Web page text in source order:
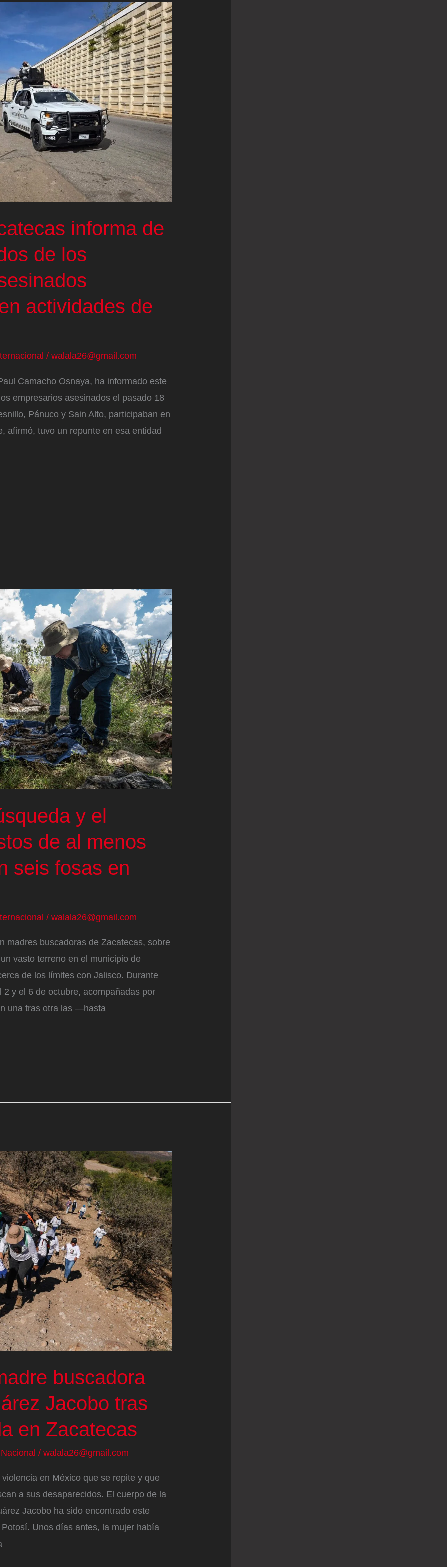
informa de
de los
actividades de
/ walala26@gmail.com
Camacho Osnaya, ha informado este
empresarios asesinados el pasado 18
Pánuco y Sain Alto, participaban en
afirmó, tuvo un repunte en esa entidad
y el
de al menos
seis fosas en
/ walala26@gmail.com
madres buscadoras de Zacatecas, sobre
vasto terreno en el municipio de
de los límites con Jalisco. Durante
y el 6 de octubre, acompañadas por
una tras otra las —hasta
buscadora
Jacobo tras
en Zacatecas
Nacional / walala26@gmail.com
en México que se repite y que
a sus desaparecidos. El cuerpo de la
Jacobo ha sido encontrado este
Unos días antes, la mujer había